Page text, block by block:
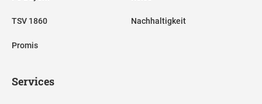
TSV 1860
Promis
Nachhaltigkeit
Services